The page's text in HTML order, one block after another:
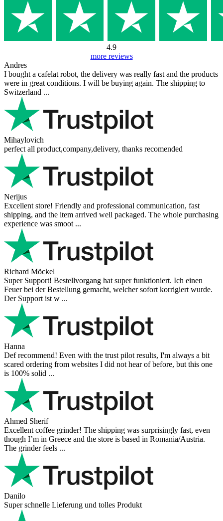
Ekspresy do kawy tej marki są bardzo podobne i na rynku obecnie
najczęściej sprzedawane są trzy modele. Po...
Czytaj dalej
Udostępnij
Kategorie
Blog
Zakup sprawdzony naszymi klientami
Reviews 79 • Excellent
4.9
Andres
I bought a cafelat robot, the delivery was really fast and the products
were in great conditions. I will be buying again. The shipping to
Switzerland ...
Mihaylovich
perfect all product,company,delivery, thanks recomended
Nerijus
Excellent store! Friendly and professional communication, fast
shipping, and the item arrived well packaged. The whole purchasing
experience was smoot ...
Richard Möckel
Super Support! Bestellvorgang hat super funktioniert. Ich einen
Feuer bei der Bestellung gemacht, welcher sofort korrigiert wurde.
Der Support ist w ...
Hanna
Def recommend! Even with the trust pilot results, I'm always a bit
scared ordering from websites I did not hear of before, but this one
is 100% solid ...